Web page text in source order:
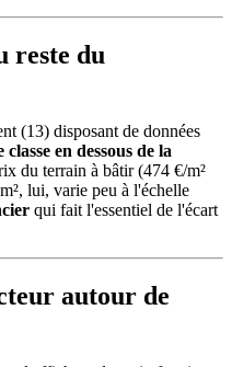
reste du
(13) disposant de données
en dessous de la
du terrain à bâtir (474 €/m²
lui, varie peu à l'échelle
qui fait l'essentiel de l'écart
autour de